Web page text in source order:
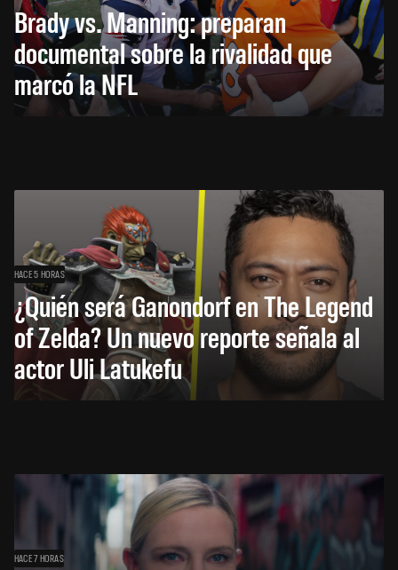
Brady vs. Manning: preparan
documental sobre la rivalidad que
marcó la NFL
HACE 5 HORAS
¿Quién será Ganondorf en The Legend
of Zelda? Un nuevo reporte señala al
actor Uli Latukefu
HACE 7 HORAS